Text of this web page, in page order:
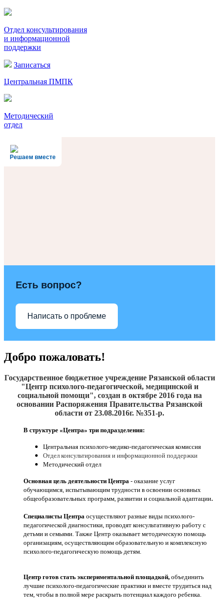
Отдел консультирования
и информационной
поддержки
Записаться
Центральная ПМПК
Методический
отдел
Решаем вместе
Есть вопрос?
Написать о проблеме
Добро пожаловать!
Государственное бюджетное учреждение Рязанской области
"Центр психолого-педагогической, медицинской и
социальной помощи", создан в октябре 2016года на
основании Распоряжения Правительства Рязанской
области от 23.08.2016г. №351-р.
В структуре «Центра» три подразделения:
Центральная психолого-медико-педагогическая комиссия
Отдел консультирования и информационной поддержки
Методический отдел
Основная цель деятельности Центра - оказание услуг
обучающимся, испытывающим трудности в освоении основных
общеобразовательных программ, развитии и социальной адаптации.
Специалисты Центра осуществляют разные виды психолого-
педагогической диагностики, проводят консультативную работу с
детьми и семьями. Также Центр оказывает методическую помощь
организациям, осуществляющим образовательную и комплексную
психолого-педагогическую помощь детям.
Центр готов стать экспериментальной площадкой, объединить
лучшие психолого-педагогические практики и вместе трудиться над
тем, чтобы в полной мере раскрыть потенциал каждого ребенка.